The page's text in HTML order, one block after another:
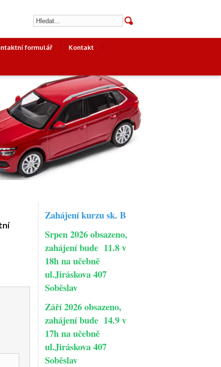
formulář Kontakt
Zahájení kurzu sk. B
Srpen 2026 obsazeno,
zahájení bude 11.8 v
18h na učebně
ul.Jiráskova 407
Soběslav
Září 2026 obsazeno,
zahájení bude 14.9 v
17h na učebně
ul.Jiráskova 407
Soběslav